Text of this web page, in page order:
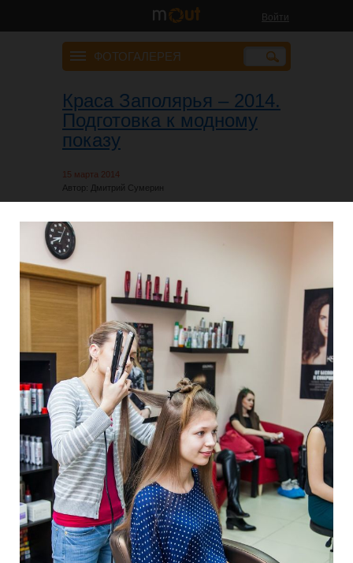
Войти
ФОТОГАЛЕРЕЯ
Краса Заполярья – 2014.
Подготовка к модному
показу
15 марта 2014
Автор: Дмитрий Сумерин